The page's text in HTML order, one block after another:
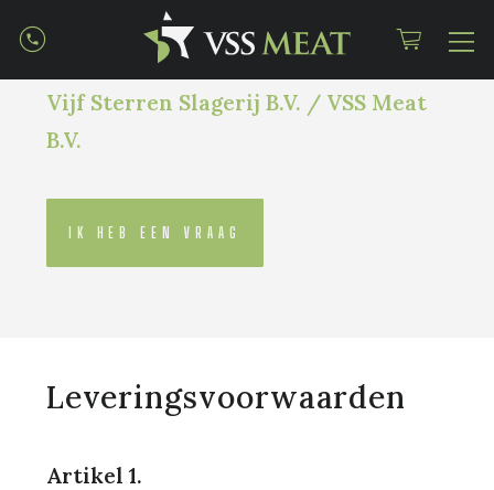
RETOURBELEID
Vijf Sterren Slagerij B.V. / VSS Meat
B.V.
IK HEB EEN VRAAG
Leveringsvoorwaarden
Artikel 1.